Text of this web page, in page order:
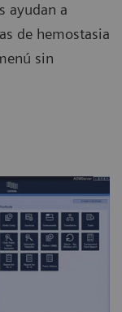
ayudan a
de hemostasia
sin